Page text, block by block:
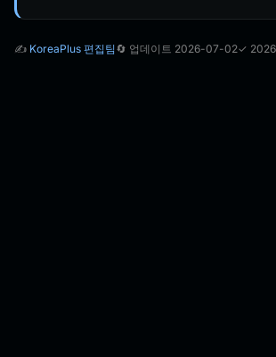
✍️ KoreaPlus 편집팀🔄 업데이트 2026-07-02✓ 2026